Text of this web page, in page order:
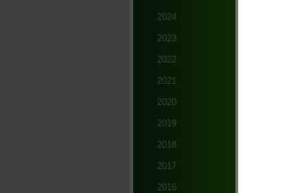
2024
2023
2022
2021
2020
2019
2018
2017
2016